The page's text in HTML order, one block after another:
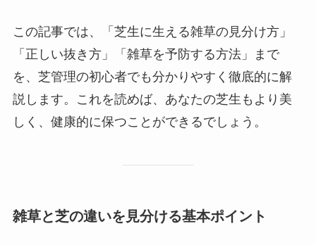
この記事では、「芝生に生える雑草の見分け方」
「正しい抜き方」「雑草を予防する方法」まで
を、芝管理の初心者でも分かりやすく徹底的に解
説します。これを読めば、あなたの芝生もより美
しく、健康的に保つことができるでしょう。
雑草と芝の違いを見分ける基本ポイント